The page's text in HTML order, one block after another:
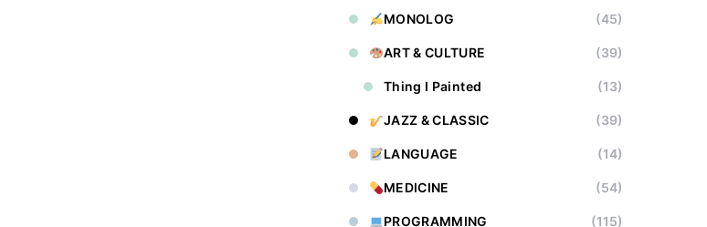
MONOLOG (45)
ART & CULTURE (39)
Thing I Painted (13)
JAZZ & CLASSIC (39)
LANGUAGE (14)
MEDICINE (54)
PROGRAMMING (115)